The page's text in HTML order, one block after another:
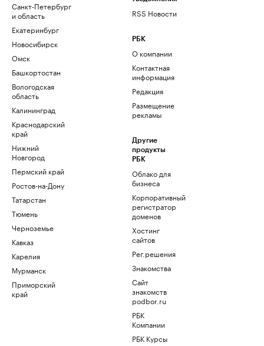
Санкт-Петербург
и область
Екатеринбург
Новосибирск
Омск
Башкортостан
Вологодская
область
Калининград
Краснодарский
край
Нижний
Новгород
Пермский край
Ростов-на-Дону
Татарстан
Тюмень
Черноземье
Кавказ
Карелия
Мурманск
Приморский
край
RSS Новости
РБК
О компании
Контактная
информация
Редакция
Размещение
рекламы
Другие
продукты
РБК
Облако для
бизнеса
Корпоративный
регистратор
доменов
Хостинг
сайтов
Рег.решения
Знакомства
Сайт
знакомств
podbor.ru
РБК
Компании
РБК Курсы